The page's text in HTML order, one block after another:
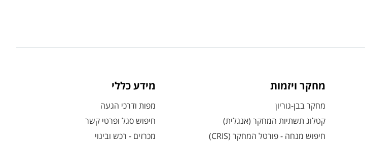
מחקר ויזמות
מחקר בבן-גוריון
קטלוג תשתיות המחקר (אנגלית)
חיפוש מנחה - פורטל המחקר (CRIS)
מידע כללי
מפות ודרכי הגעה
חיפוש סגל ופרטי קשר
מכרזים - רכש ובינוי